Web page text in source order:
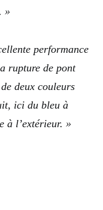
»
performance
rupture de pont
deux couleurs
ici du bleu à
à l’extérieur. »